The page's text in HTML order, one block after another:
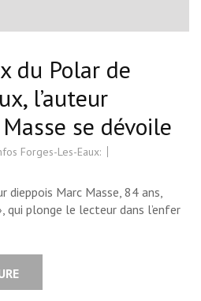
du Polar de
l’auteur
se dévoile
Forges-Les-Eaux:
dieppois Marc Masse, 84 ans,
qui plonge le lecteur dans l’enfer